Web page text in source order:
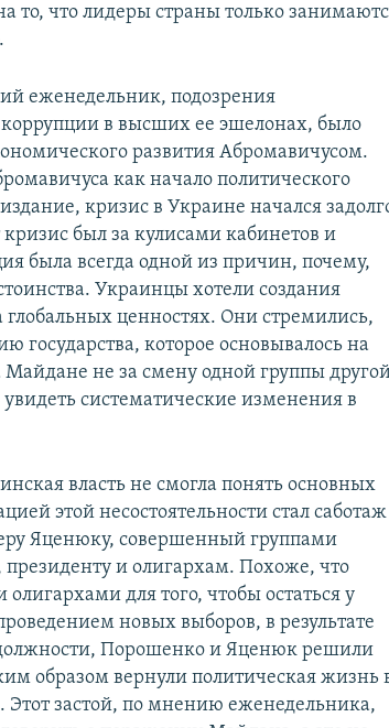
то, что лидеры страны только
еженедельник, подозрения
в высших ее эшелонах, было
развития Абромавичусом.
как начало политического
кризис в Украине начался
кризис был за кулисами кабинетов и
была всегда одной из причин, почему,
Украинцы хотели создания
глобальных ценностях. Они стремились,
государства, которое основывалось на
не за смену одной группы
систематические изменения в
власть не смогла понять основных
этой несостоятельности стал саботаж
Яценюку, совершенный группами
и олигархам. Похоже, что
для того, чтобы остаться у
новых выборов, в результате
Порошенко и Яценюк решили
образом вернули политическая жизнь
застой, по мнению еженедельника,